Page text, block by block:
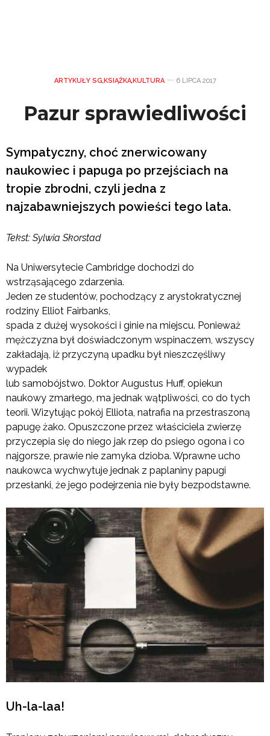
ARTYKUŁY SG,KSIĄŻKA,KULTURA 6 LIPCA 2017
Pazur sprawiedliwości
Sympatyczny, choć znerwicowany
naukowiec i papuga po przejściach na
tropie zbrodni, czyli jedna z
najzabawniejszych powieści tego lata.
Tekst: Sylwia Skorstad
Na Uniwersytecie Cambridge dochodzi do
wstrząsającego zdarzenia.
Jeden ze studentów, pochodzący z arystokratycznej
rodziny Elliot Fairbanks,
spada z dużej wysokości i ginie na miejscu. Ponieważ
mężczyzna był doświadczonym wspinaczem, wszyscy
zakładają, iż przyczyną upadku był nieszczęśliwy
wypadek
lub samobójstwo. Doktor Augustus Huff, opiekun
naukowy zmarłego, ma jednak wątpliwości, co do tych
teorii. Wizytując pokój Elliota, natrafia na przestraszoną
papugę żako. Opuszczone przez właściciela zwierzę
przyczepia się do niego jak rzep do psiego ogona i co
najgorsze, prawie nie zamyka dzioba. Wprawne ucho
naukowca wychwytuje jednak z paplaniny papugi
przesłanki, że jego podejrzenia nie były bezpodstawne.
Uh-la-laa!